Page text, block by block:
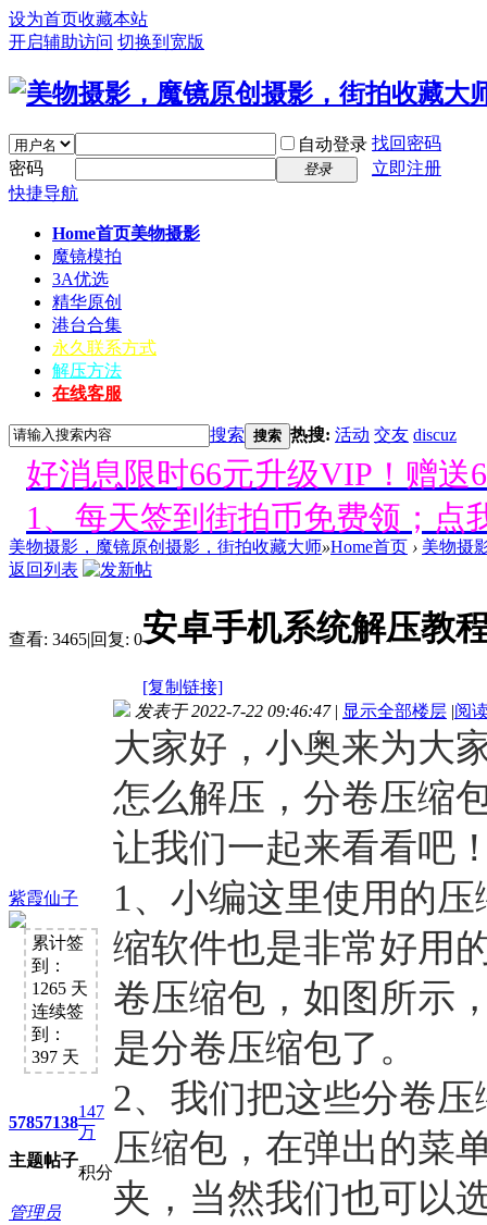
设为首页收藏本站
开启辅助访问 切换到宽版
自动登录 找回密码
密码
登录
立即注册
快捷导航
Home首页美物摄影
魔镜模拍
3A优选
精华原创
港台合集
永久联系方式
解压方法
在线客服
搜索 搜索 热搜: 活动 交友 discuz
好消息限时66元升级VIP！赠
1、每天签到街拍币免费领；点
好消息限时66元升级VIP！赠
1、每天签到街拍币免费领；点
好消息限时66元升级VIP！赠
1、每天签到街拍币免费领；点
好消息限时66元升级VIP！赠
1、每天签到街拍币免费领；点
好消息限时66元升级VIP！赠
1、每天签到街拍币免费领；点
好消息限时66元升级VIP！赠
1、每天签到街拍币免费领；点
美物摄影，魔镜原创摄影，街拍收藏大师»Home首页 › 美物摄
返回列表
查看: 3465|回复: 0安卓手机系统解压教
[复制链接]
紫霞仙子
累计签
到：
1265 天
连续签
到：
397 天
5785
主题
7138
帖子
147
万
积分
管理员
发表于 2022-7-22 09:46:47 | 显示全部楼层 |阅
大家好，小奥来为大
怎么解压，分卷压缩
让我们一起来看看吧
1、小编这里使用的
缩软件也是非常好用
卷压缩包，如图所示
是分卷压缩包了。
2、我们把这些分卷
压缩包，在弹出的菜
夹，当然我们也可以